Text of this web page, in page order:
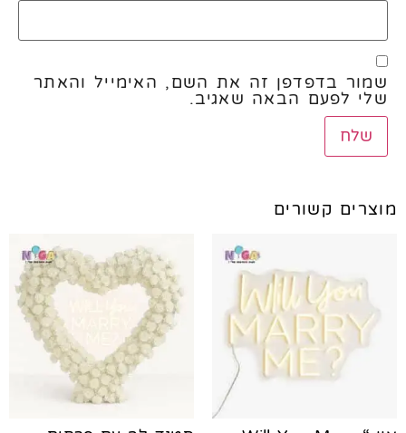
שמור בדפדפן זה את השם, האימייל והאתר
שלי לפעם הבאה שאגיב.
מוצרים קשורים